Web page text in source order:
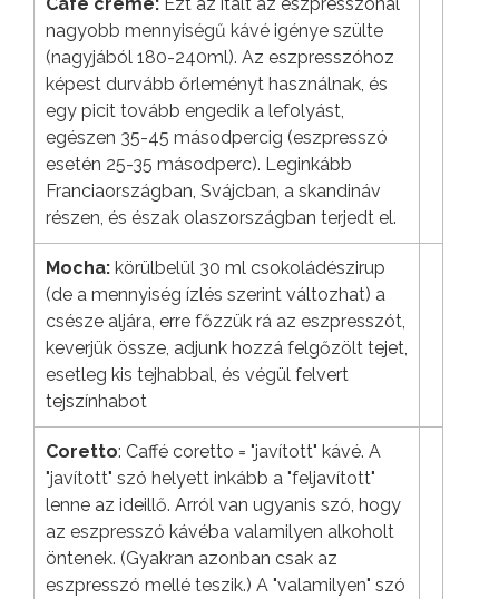
nagyobb mennyiségű kávé igénye szülte
(nagyjából 180-240ml). Az eszpresszóhoz
képest durvább őrleményt használnak, és
egy picit tovább engedik a lefolyást,
egészen 35-45 másodpercig (eszpresszó
esetén 25-35 másodperc). Leginkább
Franciaországban, Svájcban, a skandináv
részen, és észak olaszországban terjedt el.
Mocha: körülbelül 30 ml csokoládészirup
(de a mennyiség ízlés szerint változhat) a
csésze aljára, erre főzzük rá az eszpresszót,
keverjük össze, adjunk hozzá felgőzölt tejet,
esetleg kis tejhabbal, és végül felvert
tejszínhabot
Coretto: Caffé coretto = "javított" kávé. A
"javított" szó helyett inkább a "feljavított"
lenne az ideillő. Arról van ugyanis szó, hogy
az eszpresszó kávéba valamilyen alkoholt
öntenek. (Gyakran azonban csak az
eszpresszó mellé teszik.) A "valamilyen" szó